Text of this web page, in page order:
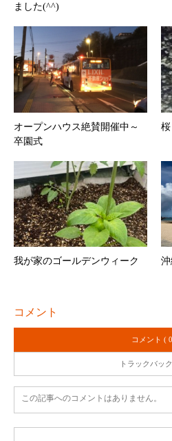
ました(^^)
オープンハウス絶賛開催中～
卒園式
桜
我が家のゴールデンウィーク
コメント
コメント (
トラックバッ
この記事へのコメントはありません。